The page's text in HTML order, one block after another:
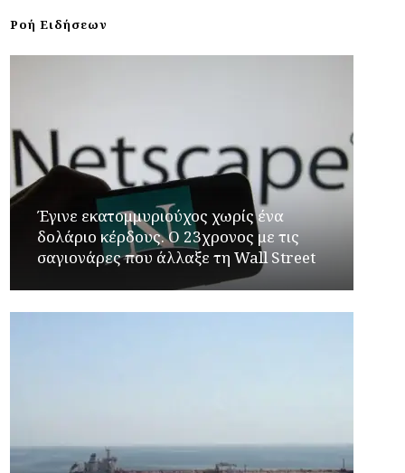
Ροή Ειδήσεων
Έγινε εκατομμυριούχος χωρίς ένα
δολάριο κέρδους. Ο 23χρονος με τις
σαγιονάρες που άλλαξε τη Wall Street